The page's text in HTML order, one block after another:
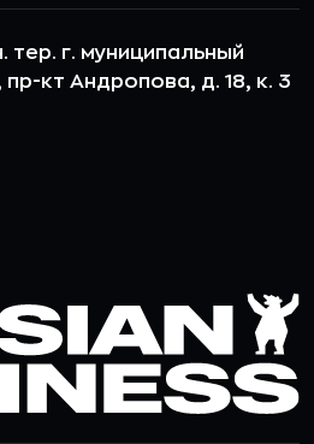
тер. г. муниципальный
кт Андропова, д. 18, к. 3